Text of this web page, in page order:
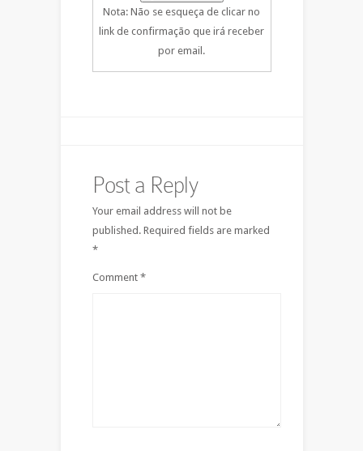
Nota: Não se esqueça de clicar no
link de confirmação que irá receber
por email.
Post a Reply
Your email address will not be
published. Required fields are marked
*
Comment *